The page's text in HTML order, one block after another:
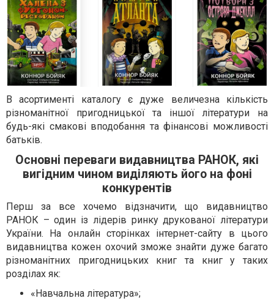
В асортименті каталогу є дуже величезна кількість
різноманітної пригодницької та іншої літератури на
будь-які смакові вподобання та фінансові можливості
батьків.
Основні переваги видавництва РАНОК, які
вигідним чином виділяють його на фоні
конкурентів
Перш за все хочемо відзначити, що видавництво
РАНОК – один із лідерів ринку друкованої літератури
України. На онлайн сторінках інтернет-сайту в цього
видавництва кожен охочий зможе знайти дуже багато
різноманітних пригодницьких книг та книг у таких
розділах як:
«Навчальна література»;